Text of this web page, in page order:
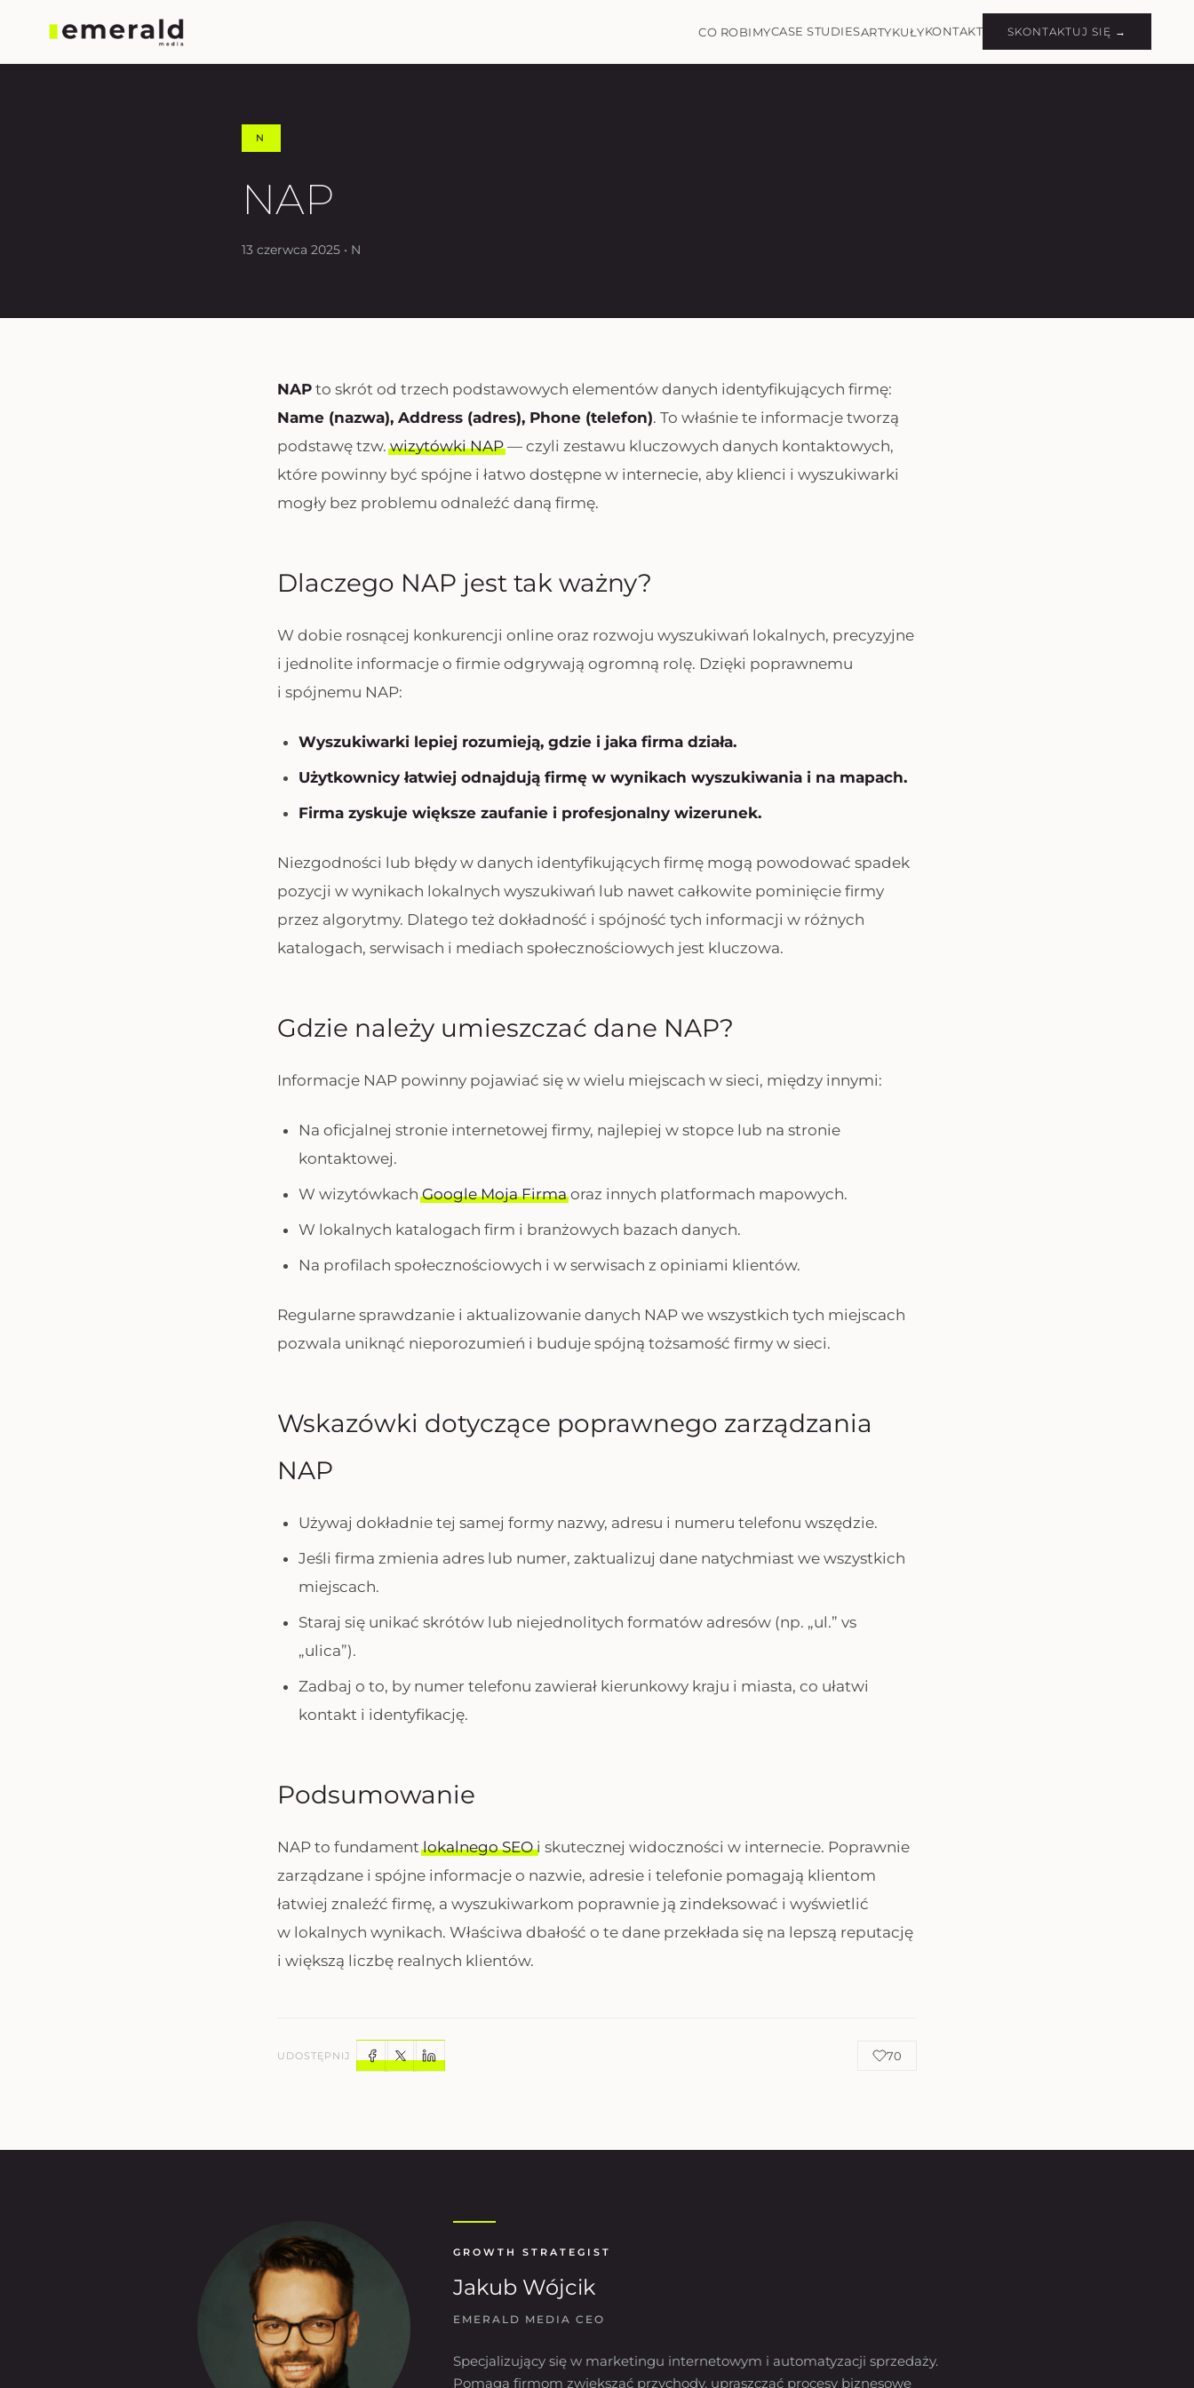
CO ROBIMYCASE STUDIESARTYKUŁYKONTAKT SKONTAKTUJ SIĘ →
N
NAP
13 czerwca 2025 • N
NAP to skrót od trzech podstawowych elementów danych identyfikujących firmę:
Name (nazwa), Address (adres), Phone (telefon). To właśnie te informacje tworzą
podstawę tzw.wizytówki NAP— czyli zestawu kluczowych danych kontaktowych,
które powinny być spójne i łatwo dostępne w internecie, aby klienci i wyszukiwarki
mogły bez problemu odnaleźć daną firmę.
Dlaczego NAP jest tak ważny?
W dobie rosnącej konkurencji online oraz rozwoju wyszukiwań lokalnych, precyzyjne
i jednolite informacje o firmie odgrywają ogromną rolę. Dzięki poprawnemu
i spójnemu NAP:
Wyszukiwarki lepiej rozumieją, gdzie i jaka firma działa.
Użytkownicy łatwiej odnajdują firmę w wynikach wyszukiwania i na mapach.
Firma zyskuje większe zaufanie i profesjonalny wizerunek.
Niezgodności lub błędy w danych identyfikujących firmę mogą powodować spadek
pozycji w wynikach lokalnych wyszukiwań lub nawet całkowite pominięcie firmy
przez algorytmy. Dlatego też dokładność i spójność tych informacji w różnych
katalogach, serwisach i mediach społecznościowych jest kluczowa.
Gdzie należy umieszczać dane NAP?
Informacje NAP powinny pojawiać się w wielu miejscach w sieci, między innymi:
Na oficjalnej stronie internetowej firmy, najlepiej w stopce lub na stronie
kontaktowej.
W wizytówkachGoogle Moja Firmaoraz innych platformach mapowych.
W lokalnych katalogach firm i branżowych bazach danych.
Na profilach społecznościowych i w serwisach z opiniami klientów.
Regularne sprawdzanie i aktualizowanie danych NAP we wszystkich tych miejscach
pozwala uniknąć nieporozumień i buduje spójną tożsamość firmy w sieci.
Wskazówki dotyczące poprawnego zarządzania
NAP
Używaj dokładnie tej samej formy nazwy, adresu i numeru telefonu wszędzie.
Jeśli firma zmienia adres lub numer, zaktualizuj dane natychmiast we wszystkich
miejscach.
Staraj się unikać skrótów lub niejednolitych formatów adresów (np. „ul.” vs
„ulica”).
Zadbaj o to, by numer telefonu zawierał kierunkowy kraju i miasta, co ułatwi
kontakt i identyfikację.
Podsumowanie
NAP to fundamentlokalnego SEOi skutecznej widoczności w internecie. Poprawnie
zarządzane i spójne informacje o nazwie, adresie i telefonie pomagają klientom
łatwiej znaleźć firmę, a wyszukiwarkom poprawnie ją zindeksować i wyświetlić
w lokalnych wynikach. Właściwa dbałość o te dane przekłada się na lepszą reputację
i większą liczbę realnych klientów.
UDOSTĘPNIJ 70
GROWTH STRATEGIST
Jakub Wójcik
EMERALD MEDIA CEO
Specjalizujący się w marketingu internetowym i automatyzacji sprzedaży.
Pomaga firmom zwiększać przychody, upraszczać procesy biznesowe